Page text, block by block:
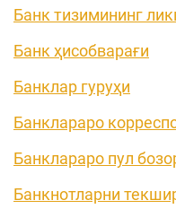
Банк тизимининг
Банк ҳисобварағи
Банклар гуруҳи
Банклараро
Банклараро пул
Банкнотларни